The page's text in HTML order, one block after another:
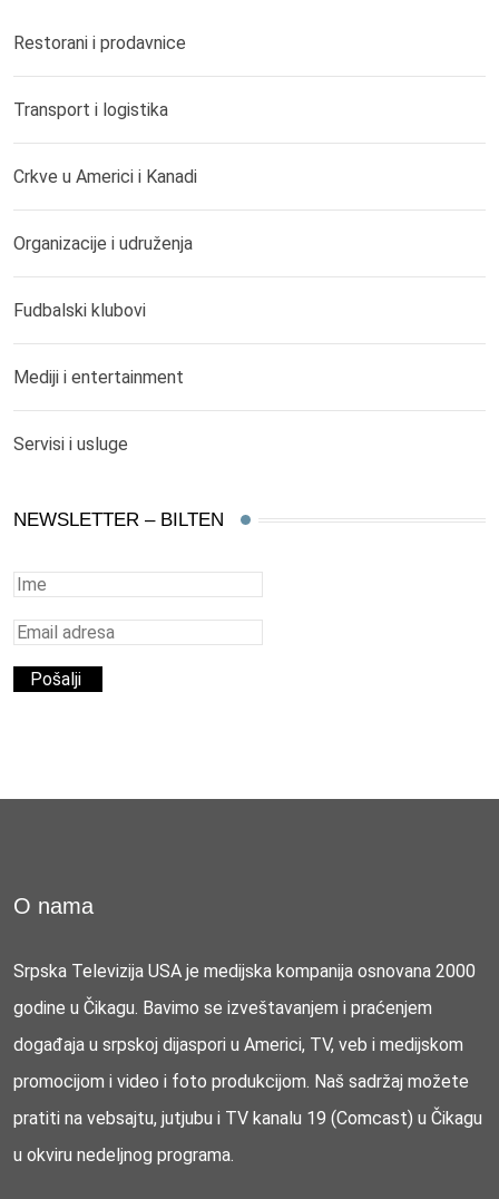
Restorani i prodavnice
Transport i logistika
Crkve u Americi i Kanadi
Organizacije i udruženja
Fudbalski klubovi
Mediji i entertainment
Servisi i usluge
NEWSLETTER – BILTEN
O nama
Srpska Televizija USA je medijska kompanija osnovana 2000
godine u Čikagu. Bavimo se izveštavanjem i praćenjem
događaja u srpskoj dijaspori u Americi, TV, veb i medijskom
promocijom i video i foto produkcijom. Naš sadržaj možete
pratiti na vebsajtu, jutjubu i TV kanalu 19 (Comcast) u Čikagu
u okviru nedeljnog programa.